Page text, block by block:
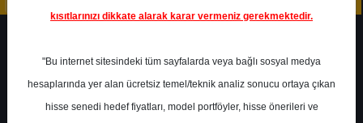
kısıtlarınızı dikkate alarak karar vermeniz gerekmektedir.
"Bu internet sitesindeki tüm sayfalarda veya bağlı sosyal medya
hesaplarında yer alan ücretsiz temel/teknik analiz sonucu ortaya çıkan
hisse senedi hedef fiyatları, model portföyler, hisse önerileri ve